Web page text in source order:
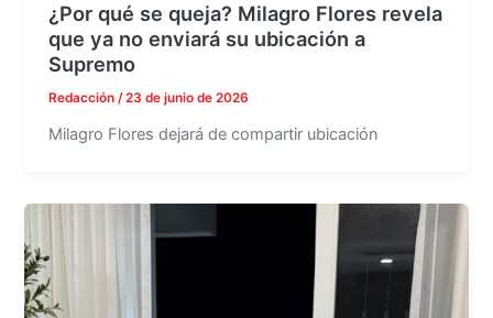
¿Por qué se queja? Milagro Flores revela
que ya no enviará su ubicación a
Supremo
Redacción/23 de junio de 2026
Milagro Flores dejará de compartir ubicación